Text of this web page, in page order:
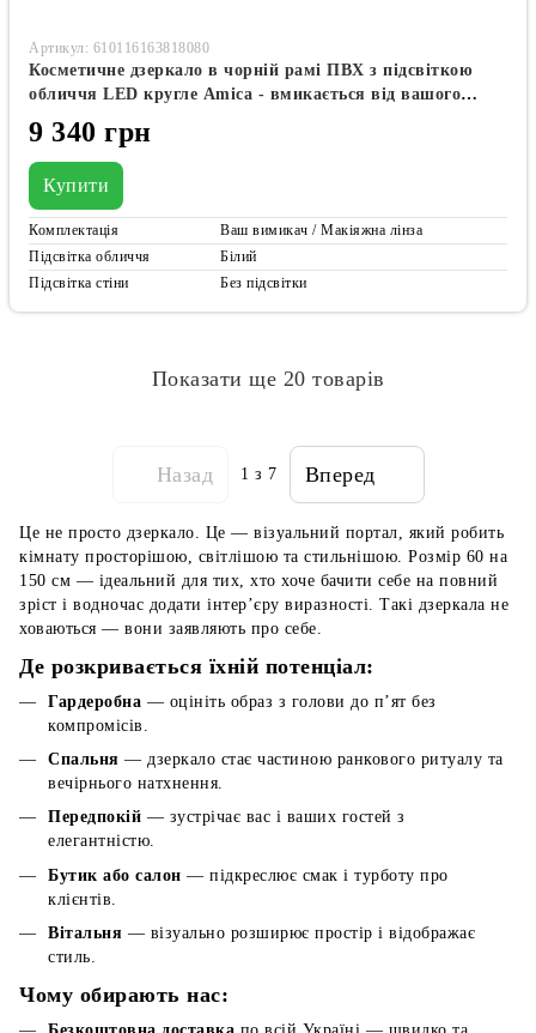
Артикул: 610116163818080
Косметичне дзеркало в чорній рамі ПВХ з підсвіткою
обличчя LED кругле Amica - вмикається від вашого
вимикачала має та лінзу з підсвіткою #alf
9 340 грн
Купити
Комплектація
Ваш вимикач / Макіяжна лінза
Підсвітка обличчя
Білий
Підсвітка стіни
Без підсвітки
Показати ще 20 товарів
Назад 1 з 7 Вперед
Це не просто дзеркало. Це — візуальний портал, який робить
кімнату просторішою, світлішою та стильнішою. Розмір 60 на
150 см — ідеальний для тих, хто хоче бачити себе на повний
зріст і водночас додати інтер’єру виразності. Такі дзеркала не
ховаються — вони заявляють про себе.
Де розкривається їхній потенціал:
Гардеробна — оцініть образ з голови до п’ят без
компромісів.
Спальня — дзеркало стає частиною ранкового ритуалу та
вечірнього натхнення.
Передпокій — зустрічає вас і ваших гостей з
елегантністю.
Бутик або салон — підкреслює смак і турботу про
клієнтів.
Вітальня — візуально розширює простір і відображає
стиль.
Чому обирають нас: